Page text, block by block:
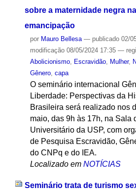
sobre a maternidade negra
emancipação
por Mauro Bellesa — publicado02/
modificação08/05/2024 17:35 —
Abolicionismo, Escravidão, Mulher,
Gênero, capa
O seminário internacional
Liberdade: Perspectivas da
Brasileira será realizado nos
maio, das 9h às 17h, na Sala
Universitário da USP, com
de Pesquisa Escravidão,
do CNPq e do IEA.
Localizado em NOTÍCIAS
Seminário trata de turismo